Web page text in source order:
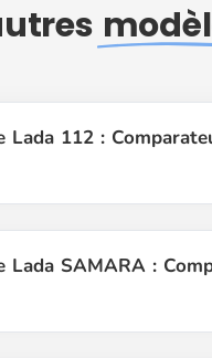
Lada 112 :
Lada SAMARA :